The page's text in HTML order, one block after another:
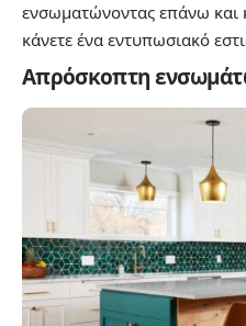
ενσωματώνοντας επάνω και
κάνετε ένα εντυπωσιακό
Απρόσκοπτη